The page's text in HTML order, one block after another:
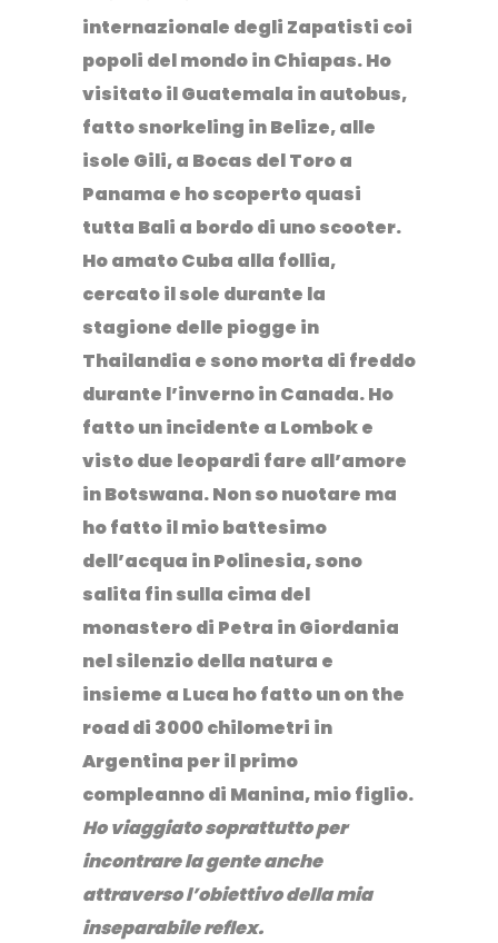
internazionale degli Zapatisti coi
popoli del mondo in Chiapas. Ho
visitato ilGuatemala in autobus,
fatto snorkeling inBelize, alle
isole Gili, a Bocas del Toro a
Panama e ho scoperto quasi
tutta Bali a bordo di uno scooter.
Ho amatoCuba alla follia,
cercato il sole durante la
stagione delle piogge in
Thailandia e sono morta di freddo
durante l’inverno inCanada. Ho
fatto un incidente a Lomboke
visto due leopardi fare all’amore
inBotswana. Non so nuotare ma
ho fatto il mio battesimo
dell’acqua inPolinesia, sono
salita fin sulla cima del
monastero di Petra inGiordania
nel silenzio della natura e
insieme a Luca ho fatto un on the
road di 3000 chilometri in
Argentina per il primo
compleanno di Manina, mio figlio.
Ho viaggiato soprattutto per
incontrare la gente anche
attraverso l’obiettivo della mia
inseparabile reflex.